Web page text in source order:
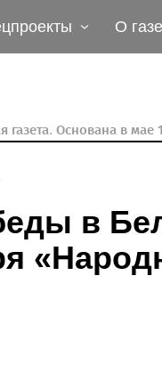
О
газета. Основана в мае
в